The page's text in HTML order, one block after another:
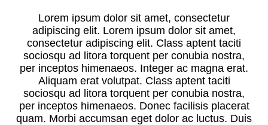
Lorem ipsum dolor sit amet, consectetur
adipiscing elit. Lorem ipsum dolor sit amet,
consectetur adipiscing elit. Class aptent taciti
sociosqu ad litora torquent per conubia nostra,
per inceptos himenaeos. Integer ac magna erat.
Aliquam erat volutpat. Class aptent taciti
sociosqu ad litora torquent per conubia nostra,
per inceptos himenaeos. Donec facilisis placerat
quam. Morbi accumsan eget dolor ac luctus. Duis